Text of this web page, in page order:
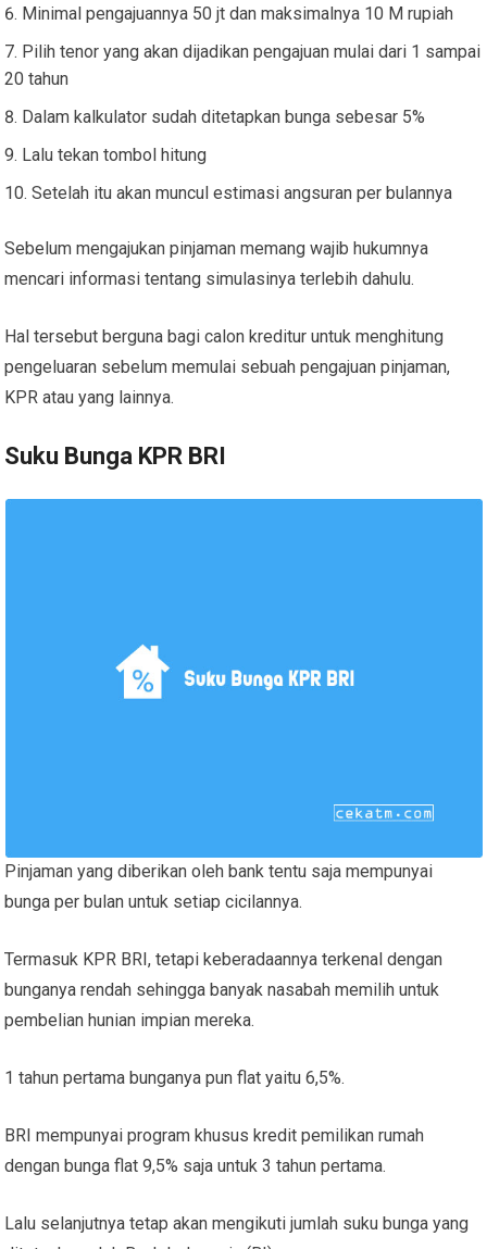
Minimal pengajuannya 50 jt dan maksimalnya 10 M rupiah
Pilih tenor yang akan dijadikan pengajuan mulai dari 1 sampai
20 tahun
Dalam kalkulator sudah ditetapkan bunga sebesar 5%
Lalu tekan tombol hitung
Setelah itu akan muncul estimasi angsuran per bulannya
Sebelum mengajukan pinjaman memang wajib hukumnya
mencari informasi tentang simulasinya terlebih dahulu.
Hal tersebut berguna bagi calon kreditur untuk menghitung
pengeluaran sebelum memulai sebuah pengajuan pinjaman,
KPR atau yang lainnya.
Suku Bunga KPR BRI
Pinjaman yang diberikan oleh bank tentu saja mempunyai
bunga per bulan untuk setiap cicilannya.
Termasuk KPR BRI, tetapi keberadaannya terkenal dengan
bunganya rendah sehingga banyak nasabah memilih untuk
pembelian hunian impian mereka.
1 tahun pertama bunganya pun flat yaitu 6,5%.
BRI mempunyai program khusus kredit pemilikan rumah
dengan bunga flat 9,5% saja untuk 3 tahun pertama.
Lalu selanjutnya tetap akan mengikuti jumlah suku bunga yang